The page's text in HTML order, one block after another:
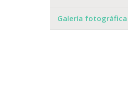
Galería fotográfica